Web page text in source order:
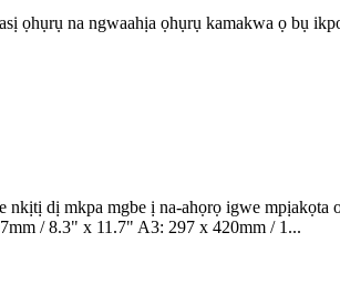
ọhụrụ na ngwaahịa ọhụrụ kamakwa ọ bụ
dị mkpa mgbe ị na-ahọrọ igwe mpịakọta
/ 8.3" x 11.7" A3: 297 x 420mm / 1...